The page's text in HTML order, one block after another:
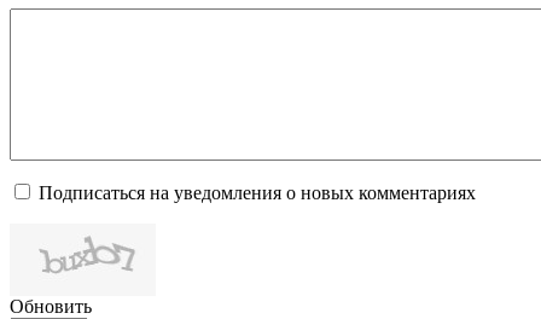
Подписаться на уведомления о новых комментариях
Обновить